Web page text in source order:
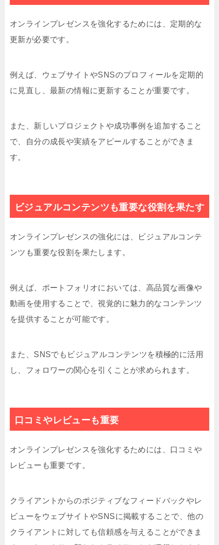
オンラインプレゼンスを強化するためには、定期的な
更新が必要です。
例えば、ウェブサイトやSNSのプロフィールを定期的
に見直し、最新の情報に更新することが重要です。
また、新しいプロジェクトや成功事例を追加すること
で、自分の成長や実績をアピールすることができま
す。
ビジュアルコンテンツも重要な役割を果たす
オンラインプレゼンスの強化には、ビジュアルコンテ
ンツも重要な役割を果たします。
例えば、ポートフォリオにおいては、高品質な画像や
動画を使用することで、視覚的に魅力的なコンテンツ
を提供することが可能です。
また、SNSでもビジュアルコンテンツを積極的に活用
し、フォロワーの関心を引くことが求められます。
口コミやレビューも重要
オンラインプレゼンスを強化するためには、口コミや
レビューも重要です。
クライアントからのポジティブなフィードバックやレ
ビューをウェブサイトやSNSに掲載することで、他の
クライアントに対しても信頼感を与えることができま